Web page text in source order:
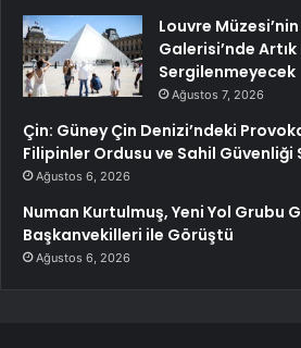
Louvre
Galerisi’nde
Sergilenmeyecek
Ağustos 7, 2026
Çin: Güney Çin Denizi’ndeki
Filipinler Ordusu ve Sahil Güvenliği
Ağustos 6, 2026
Numan Kurtulmuş, Yeni Yol Grubu
Başkanvekilleri ile Görüştü
Ağustos 6, 2026